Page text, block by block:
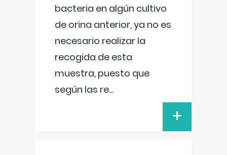
bacteria en algún cultivo
de orina anterior, ya no es
necesario realizar la
recogida de esta
muestra, puesto que
según las re...
+